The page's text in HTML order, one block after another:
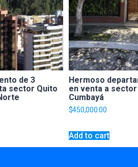
de 3
sector Quito
Hermoso
en venta a
Cumbayá
$450,000.00
Add to cart